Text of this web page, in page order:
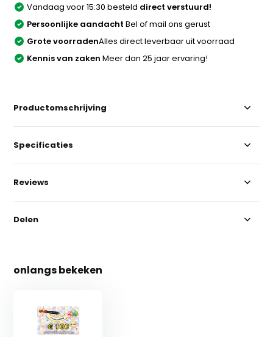
Vandaag voor 15:30 besteld direct verstuurd!
Persoonlijke aandacht Bel of mail ons gerust
Grote voorradenAlles direct leverbaar uit voorraad
Kennis van zaken Meer dan 25 jaar ervaring!
Productomschrijving
Specificaties
Reviews
Delen
onlangs bekeken